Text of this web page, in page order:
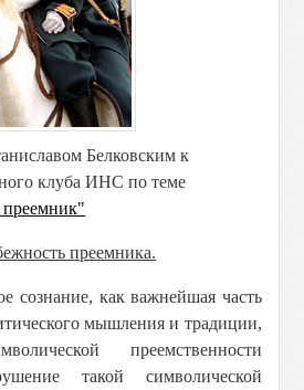
Белковским к
клуба ИНС по теме
преемник"
преемника.
сознание, как важнейшая часть
мышления и традиции,
преемственности
такой символической